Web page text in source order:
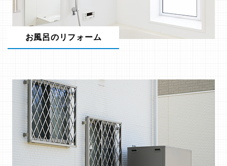
お風呂のリフォーム